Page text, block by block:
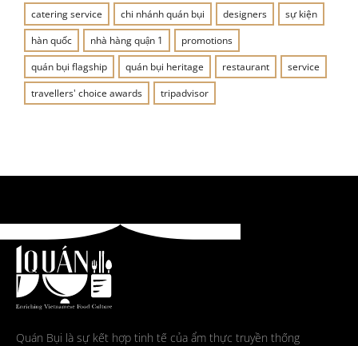
catering service chi nhánh quán bụi designers
sự kiện
hàn quốc
nhà hàng quận 1
promotions
quán bụi flagship
quán bụi heritage restaurant
service
travellers' choice awards
tripadvisor
Quán Bụi là sự kết hợp tinh tế của ẩm thực truyền thống